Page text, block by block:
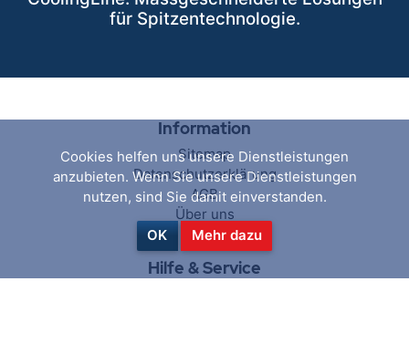
für Spitzentechnologie.
Information
Sitemap
Datenschutzerklärung
AGB
Über uns
Kontakt
Hilfe & Service
Cookies helfen uns unsere Dienstleistungen
anzubieten. Wenn Sie unsere Dienstleistungen
nutzen, sind Sie damit einverstanden.
OK Mehr dazu